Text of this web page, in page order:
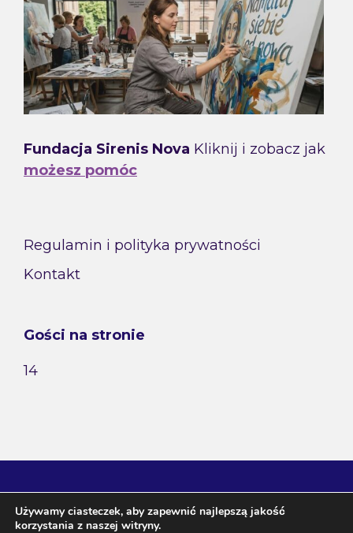
Fundacja Sirenis Nova Kliknij i zobacz jak
możesz pomóc
Regulamin i polityka prywatności
Kontakt
Gości na stronie
14
Używamy ciasteczek, aby zapewnić najlepszą jakość
korzystania z naszej witryny.